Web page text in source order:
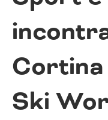
Cortina
Ski